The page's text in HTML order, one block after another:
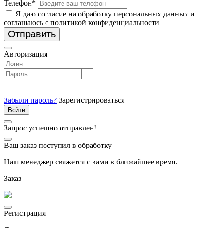
Телефон*
Я даю согласие на обработку персональных данных и
соглашаюсь с политикой конфиденциальности
Отправить
Авторизация
Забыли пароль? Зарегистрироваться
Запрос успешно отправлен!
Ваш заказ поступил в обработку
Наш менеджер свяжется с вами в ближайшее время.
Заказ
Регистрация